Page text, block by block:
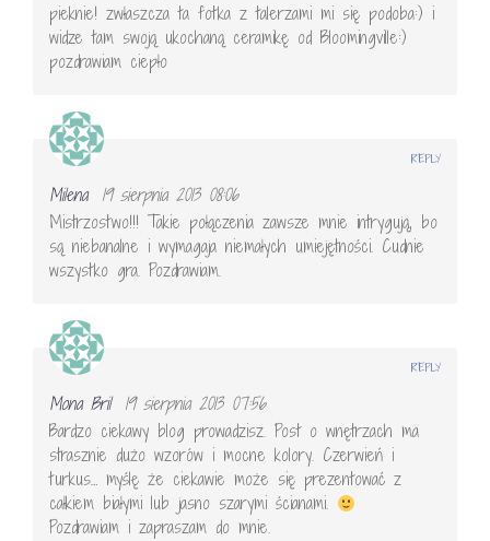
pieknie! zwłaszcza ta fotka z talerzami mi się podoba:) i
widze tam swoją ukochaną ceramikę od Bloomingville:)
pozdrawiam ciepło
Milena
19 sierpnia 2013 08:06
Mistrzostwo!!! Takie połączenia zawsze mnie intrygują, bo
są niebanalne i wymagaja niemałych umiejętności. Cudnie
wszystko gra. Pozdrawiam.
REPLY
Mona Bril
19 sierpnia 2013 07:56
Bardzo ciekawy blog prowadzisz. Post o wnętrzach ma
strasznie dużo wzorów i mocne kolory. Czerwień i
turkus… myślę że ciekawie może się prezentować z
całkiem białymi lub jasno szarymi ścianami.
Pozdrawiam i zapraszam do mnie.
REPLY